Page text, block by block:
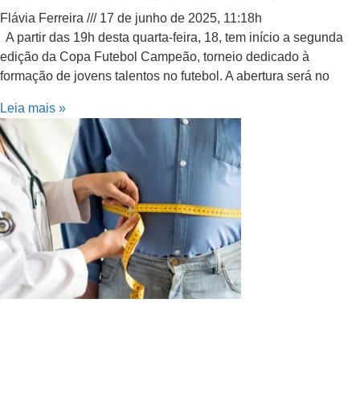
Flávia Ferreira
17 de junho de 2025, 11:18h
A partir das 19h desta quarta-feira, 18, tem início a segunda
edição da Copa Futebol Campeão, torneio dedicado à
formação de jovens talentos no futebol. A abertura será no
Leia mais »